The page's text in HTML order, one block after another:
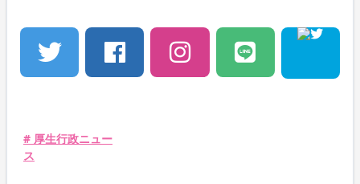
# 厚生行政ニュー
ス